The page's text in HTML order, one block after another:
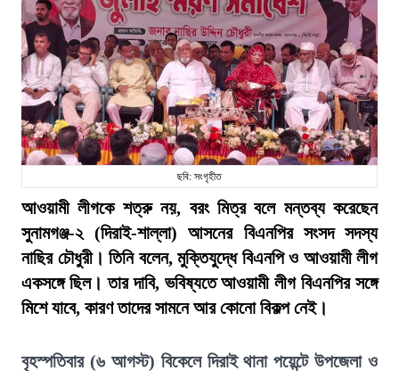
ছবি: সংগৃহীত
আওয়ামী লীগকে শত্রু নয়, বরং মিত্র বলে মন্তব্য করেছেন
সুনামগঞ্জ-২ (দিরাই-শাল্লা) আসনের বিএনপির সংসদ সদস্য
নাছির চৌধুরী। তিনি বলেন, মুক্তিযুদ্ধে বিএনপি ও আওয়ামী লীগ
একসঙ্গে ছিল। তার দাবি, ভবিষ্যতে আওয়ামী লীগ বিএনপির সঙ্গে
মিশে যাবে, কারণ তাদের সামনে আর কোনো বিকল্প নেই।
বৃহস্পতিবার (৬ আগস্ট) বিকেলে দিরাই থানা পয়েন্টে উপজেলা ও